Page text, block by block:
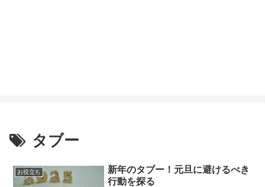
タブー
お役立ち
新年のタブー！元旦に避けるべき
行動を探る